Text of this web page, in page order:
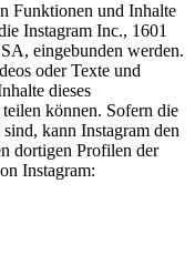
Funktionen und Inhalte
Instagram Inc., 1601
eingebunden werden.
oder Texte und
dieses
können. Sofern die
kann Instagram den
dortigen Profilen der
Instagram: